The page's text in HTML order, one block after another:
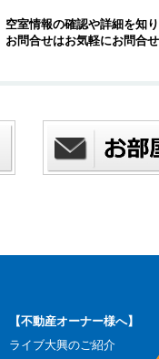
空室情報の確認や詳細を知
お問合せはお気軽にお問合
【不動産オーナー様へ】
ライブ大興のご紹介